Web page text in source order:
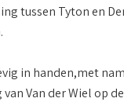
tussen Tyton en
in handen,met
Van der Wiel op